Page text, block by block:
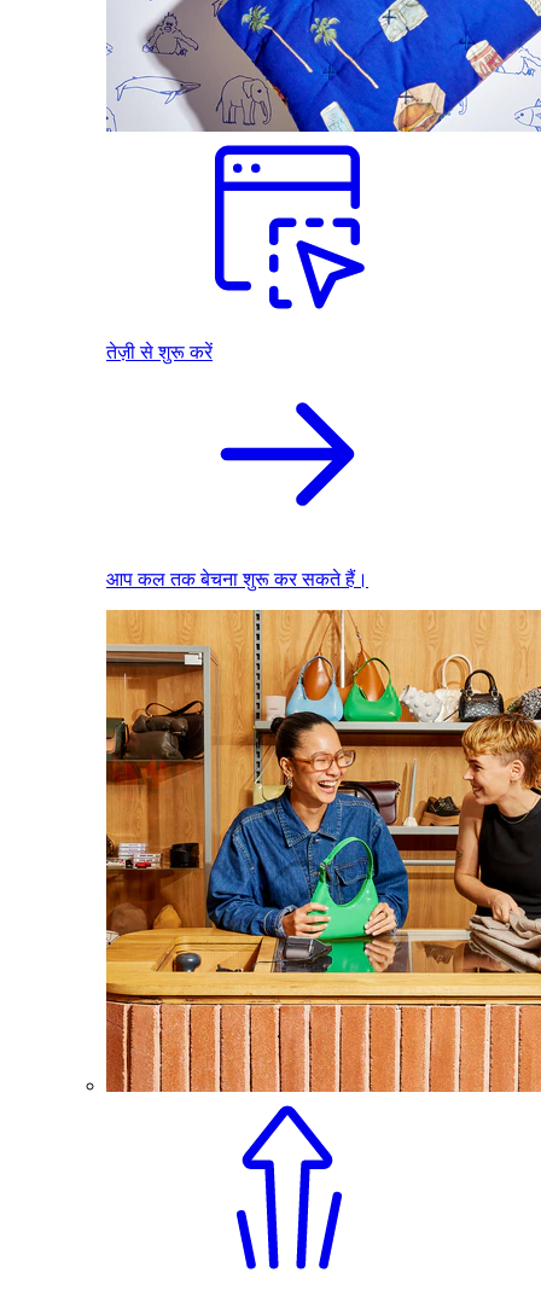
तेज़ी से शुरू करें
आप कल तक बेचना शुरू कर सकते हैं।